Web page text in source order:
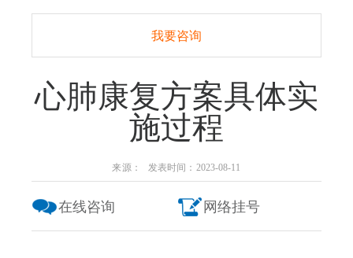
我要咨询
心肺康复方案具体实
施过程
来源： 发表时间：2023-08-11
在线咨询 网络挂号